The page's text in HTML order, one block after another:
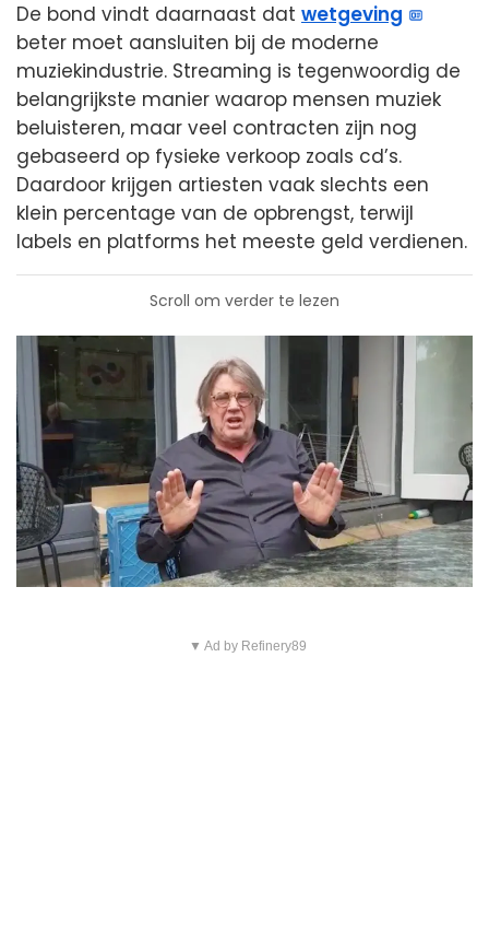
De bond vindt daarnaast dat wetgeving
beter moet aansluiten bij de moderne
muziekindustrie. Streaming is tegenwoordig de
belangrijkste manier waarop mensen muziek
beluisteren, maar veel contracten zijn nog
gebaseerd op fysieke verkoop zoals cd’s.
Daardoor krijgen artiesten vaak slechts een
klein percentage van de opbrengst, terwijl
labels en platforms het meeste geld verdienen.
Scroll om verder te lezen
▼ Ad by Refinery89